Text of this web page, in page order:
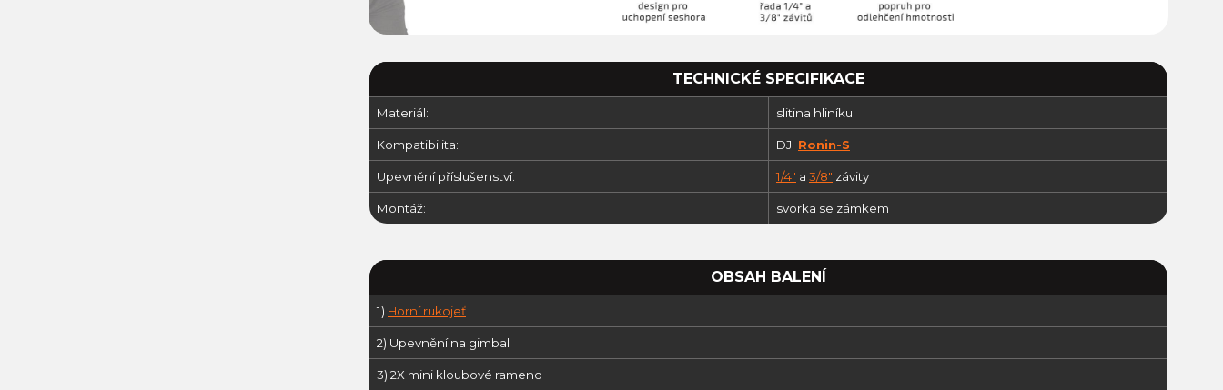
TECHNICKÉ SPECIFIKACE
Materiál: slitina hliníku
Kompatibilita: DJI Ronin-S
Upevnění příslušenství: 1/4" a 3/8" závity
Montáž: svorka se zámkem
OBSAH BALENÍ
1) Horní rukojeť
2) Upevnění na gimbal
3) 2X mini kloubové rameno